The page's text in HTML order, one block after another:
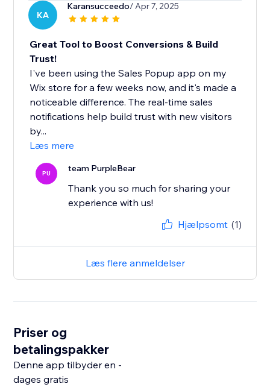
KA
Karansucceedo/ Apr 7, 2025
Great Tool to Boost Conversions & Build
Trust!
I've been using the Sales Popup app on my
Wix store for a few weeks now, and it's made a
noticeable difference. The real-time sales
notifications help build trust with new visitors
by...
Læs mere
PU team PurpleBear
Thank you so much for sharing your
experience with us!
Hjælpsomt (1)
Læs flere anmeldelser
Priser og
betalingspakker
Denne app tilbyder en -
dages gratis